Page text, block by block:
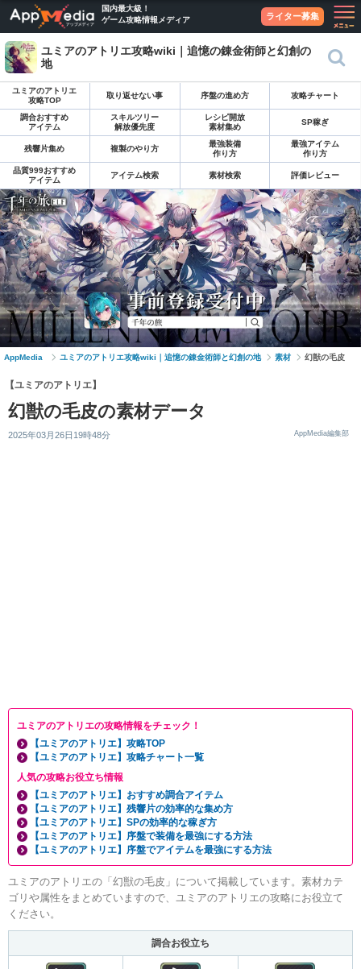
国内最大級！
ゲーム攻略情報メディア
ライター募集
ユミアのアトリエ攻略wiki｜追憶の錬金術師と幻創の
地
ユミアのアトリエ
攻略TOP
取り返せない事 序盤の進め方 攻略チャート
調合おすすめ
アイテム
スキルツリー
解放優先度
レシピ開放
素材集め
SP稼ぎ
残響片集め 複製のやり方
最強装備
作り方
最強アイテム
作り方
品質999おすすめ
アイテム
アイテム検索 素材検索 評価レビュー
AppMedia ユミアのアトリエ攻略wiki｜追憶の錬金術師と幻創の地 素材 幻獣の毛皮
【ユミアのアトリエ】
幻獣の毛皮の素材データ
2025年03月26日19時48分 AppMedia編集部
ユミアのアトリエの攻略情報をチェック！
【ユミアのアトリエ】攻略TOP
【ユミアのアトリエ】攻略チャート一覧
人気の攻略お役立ち情報
【ユミアのアトリエ】おすすめ調合アイテム
【ユミアのアトリエ】残響片の効率的な集め方
【ユミアのアトリエ】SPの効率的な稼ぎ方
【ユミアのアトリエ】序盤で装備を最強にする方法
【ユミアのアトリエ】序盤でアイテムを最強にする方法
ユミアのアトリエの「幻獣の毛皮」について掲載しています。素材カテ
ゴリや属性をまとめていますので、ユミアのアトリエの攻略にお役立て
ください。
調合お役立ち